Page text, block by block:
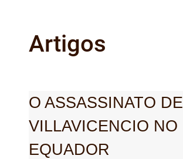
Artigos
O ASSASSINATO DE
VILLAVICENCIO NO
EQUADOR